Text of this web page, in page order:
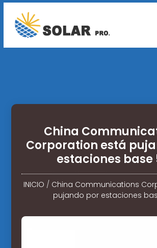
China
Corporation está
estaciones base
INICIO / China Communications
pujando por estaciones